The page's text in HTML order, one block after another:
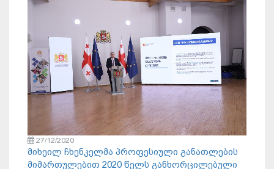
27/12/2020
მიხეილ ჩხენკელმა პროფესიული განათლების
მიმართულებით 2020 წელს განხორცილებული